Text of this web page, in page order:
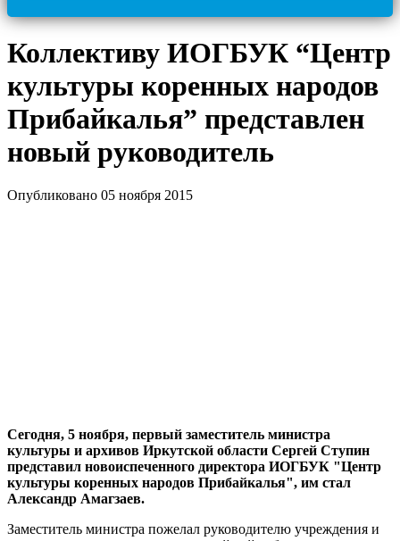
Коллективу ИОГБУК “Центр
культуры коренных народов
Прибайкалья” представлен
новый руководитель
Опубликовано 05 ноября 2015
Сегодня, 5 ноября, первый заместитель министра
культуры и архивов Иркутской области Сергей Ступин
представил новоиспеченного директора ИОГБУК "Центр
культуры коренных народов Прибайкалья", им стал
Александр Амагзаев.
Заместитель министра пожелал руководителю учреждения и